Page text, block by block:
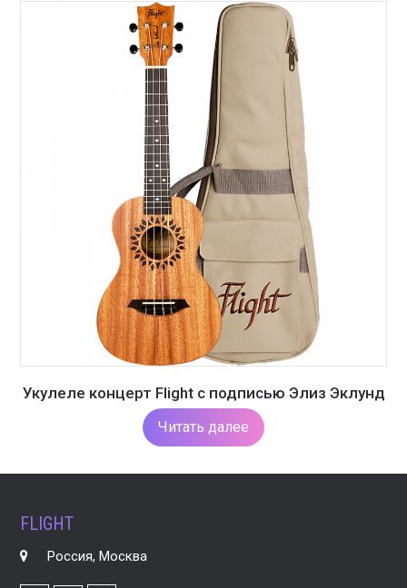
Укулеле концерт Flight с подписью Элиз Эклунд
Читать далее
FLIGHT
Россия, Москва